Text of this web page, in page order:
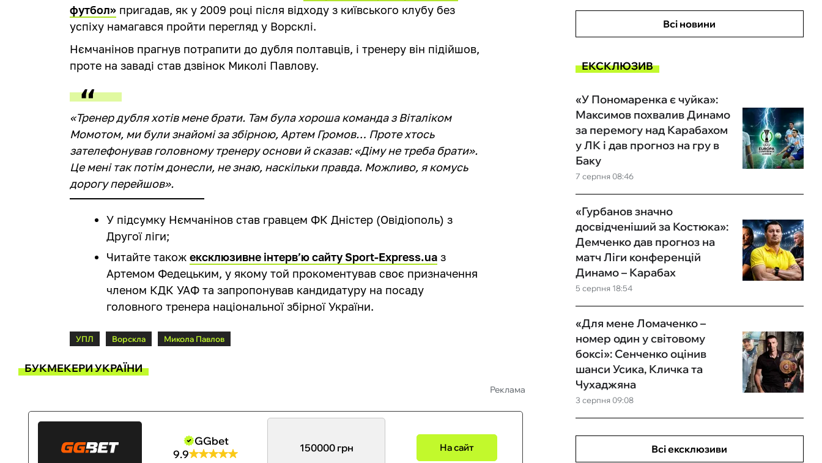
футбол» пригадав, як у 2009 році після відходу з київського клубу без
успіху намагався пройти перегляд у Ворсклі.
Нємчанінов прагнув потрапити до дубля полтавців, і тренеру він підійшов,
проте на заваді став дзвінок Миколі Павлову.
«Тренер дубля хотів мене брати. Там була хороша команда з Віталіком
Момотом, ми були знайомі за збірною, Артем Громов… Проте хтось
зателефонував головному тренеру основи й сказав: «Діму не треба брати».
Це мені так потім донесли, не знаю, наскільки правда. Можливо, я комусь
дорогу перейшов».
У підсумку Нємчанінов став гравцем ФК Дністер (Овідіополь) з
Другої ліги;
Читайте такожексклюзивне інтерв’ю сайту Sport-Express.ua з
Артемом Федецьким, у якому той прокоментував своє призначення
членом КДК УАФ та запропонував кандидатуру на посаду
головного тренера національної збірної України.
УПЛ Ворскла Микола Павлов
БУКМЕКЕРИ УКРАЇНИ
Реклама
GGbet
9.9
150000 грн На сайт
Всі новини
ЕКСКЛЮЗИВ
7 серпня 08:46
«У Пономаренка є чуйка»:
Максимов похвалив Динамо
за перемогу над Карабахом
у ЛК і дав прогноз на гру в
Баку
5 серпня 18:54
«Гурбанов значно
досвідченіший за Костюка»:
Демченко дав прогноз на
матч Ліги конференцій
Динамо – Карабах
3 серпня 09:08
«Для мене Ломаченко –
номер один у світовому
боксі»: Сенченко оцінив
шанси Усика, Кличка та
Чухаджяна
Всі ексклюзиви